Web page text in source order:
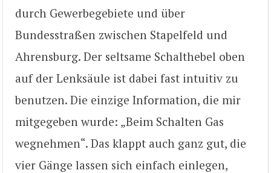
durch Gewerbegebiete und über
Bundesstraßen zwischen Stapelfeld und
Ahrensburg. Der seltsame Schalthebel oben
auf der Lenksäule ist dabei fast intuitiv zu
benutzen. Die einzige Information, die mir
mitgegeben wurde: „Beim Schalten Gas
wegnehmen“. Das klappt auch ganz gut, die
vier Gänge lassen sich einfach einlegen,